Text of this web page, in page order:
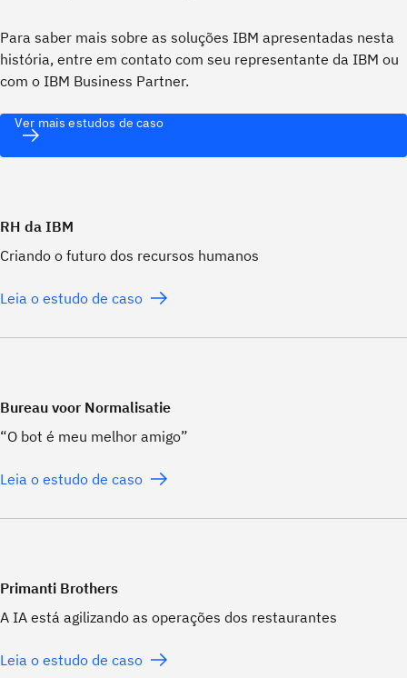
Para saber mais sobre as soluções IBM apresentadas nesta
história, entre em contato com seu representante da IBM ou
com o IBM Business Partner.
Ver mais estudos de caso
RH da IBM
Criando o futuro dos recursos humanos
Leia o estudo de caso
Bureau voor Normalisatie
“O bot é meu melhor amigo”
Leia o estudo de caso
Primanti Brothers
A IA está agilizando as operações dos restaurantes
Leia o estudo de caso